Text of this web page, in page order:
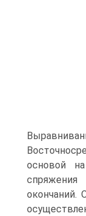
основой
спряжения
окончаний.